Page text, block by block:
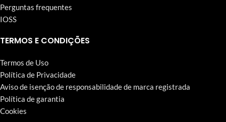
Perguntas frequentes
IOSS
TERMOS E CONDIÇÕES
Termos de Uso
Política de Privacidade
Aviso de isenção de responsabilidade de marca registrada
Política de garantia
Cookies